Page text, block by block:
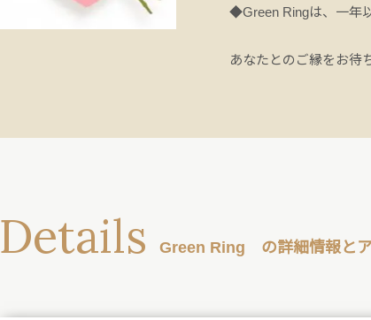
◆Green Ringは、一年
あなたとのご縁をお待
Details Green Ring の詳細情報と